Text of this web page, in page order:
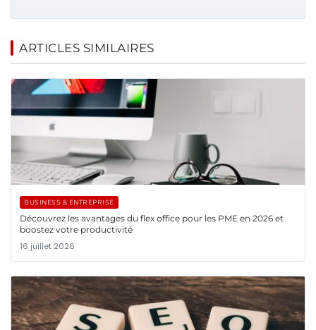
ARTICLES SIMILAIRES
BUSINESS & ENTREPRISE
Découvrez les avantages du flex office pour les PME en 2026 et
boostez votre productivité
16 juillet 2026